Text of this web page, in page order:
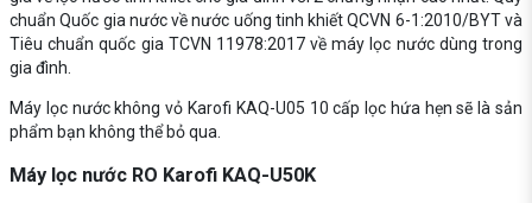
chuẩn Quốc gia nước về nước uống tinh khiết QCVN 6-1:2010/BYT và
Tiêu chuẩn quốc gia TCVN 11978:2017 về máy lọc nước dùng trong
gia đình.
Máy lọc nước không vỏ Karofi KAQ-U05 10 cấp lọc hứa hẹn sẽ là sản
phẩm bạn không thể bỏ qua.
Máy lọc nước RO Karofi KAQ-U50K